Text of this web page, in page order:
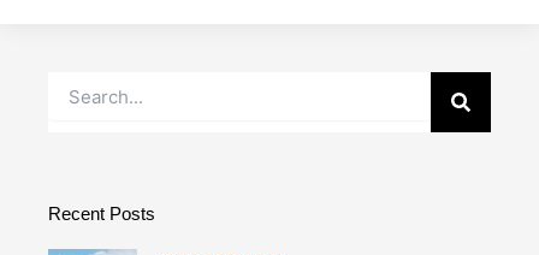
Recent Posts